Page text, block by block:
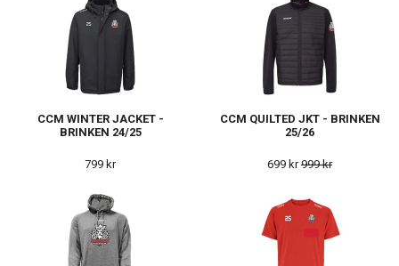
CCM WINTER JACKET -
BRINKEN 24/25
799 kr
CCM QUILTED JKT - BRINKEN
25/26
699 kr999 kr